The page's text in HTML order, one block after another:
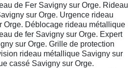
de Fer Savigny sur Orge. Rideau
sur Orge. Urgence rideau
Orge. Déblocage rideau métallique
de fer Savigny sur Orge. Expert
sur Orge. Grille de protection
rideau métallique Savigny sur
cassé Savigny sur Orge.